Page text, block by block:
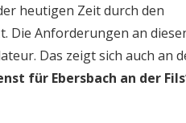
heutigen Zeit durch den
Die Anforderungen an
Das zeigt sich auch an
für Ebersbach an der